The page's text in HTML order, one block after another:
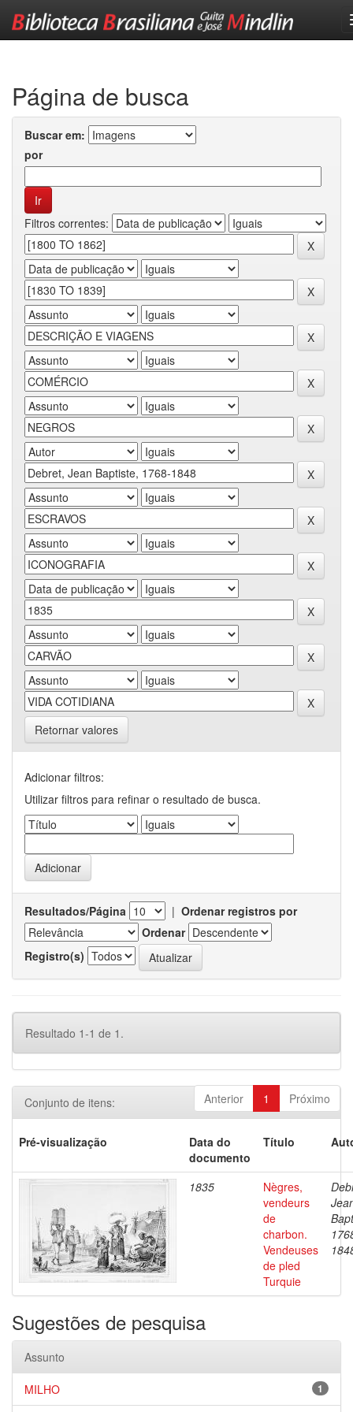
Página de busca
Buscar em:
por
Filtros correntes:
Retornar valores
Adicionar filtros:
Utilizar filtros para refinar o resultado de busca.
Resultados/Página | Ordenar registros por
Ordenar
Registro(s)
Resultado 1-1 de 1.
Anterior 1 Próximo
Conjunto de itens:
Pré-visualização
Data do
documento
Título
1835
Nègres,
vendeurs
de
charbon.
Vendeuses
de pled
Turquie
Sugestões de pesquisa
Assunto
1
MILHO